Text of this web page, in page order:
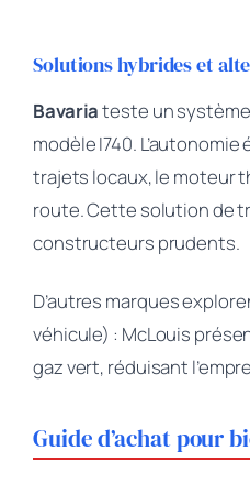
Solutions hybrides et
Bavariateste un
modèle I740.
trajets locaux, le moteur
route. Cette solution de
constructeurs prudents.
D’autres marques
véhicule) : McLouis
gaz vert, réduisant
Guide d’achat pour